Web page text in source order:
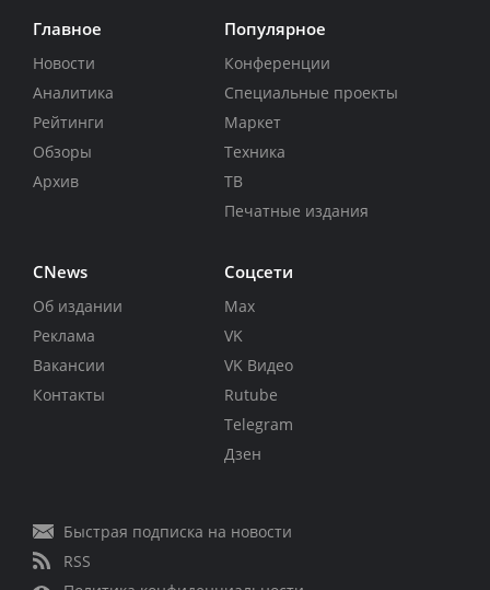
Главное
Новости
Аналитика
Рейтинги
Обзоры
Архив
Популярное
Конференции
Специальные проекты
Маркет
Техника
ТВ
Печатные издания
CNews
Об издании
Реклама
Вакансии
Контакты
Соцсети
Max
VK
VK Видео
Rutube
Telegram
Дзен
Быстрая подписка на новости
RSS